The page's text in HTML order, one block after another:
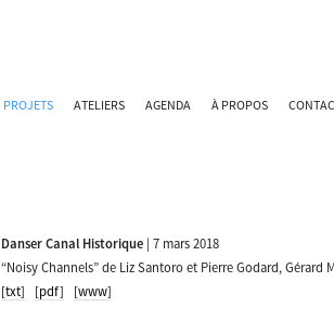
PROJETS ATELIERS AGENDA À PROPOS
Danser Canal Historique | 7 mars 2018
“Noisy Channels” de Liz Santoro et Pierre Godard, Gérard
[txt]
[pdf] [www]